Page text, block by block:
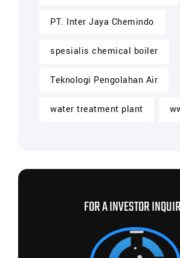
PT. Inter Jaya Chemindo
spesialis chemical boiler
Teknologi Pengolahan Air
water treatment plant
FOR A INVESTOR